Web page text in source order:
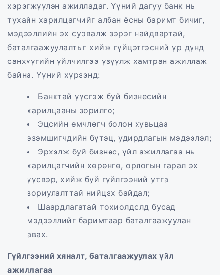
хэрэгжүүлэн ажилладаг. Үүний дагуу банк нь
тухайн харилцагчийг албан ёсны баримт бичиг,
мэдээллийн эх сурвалж зэрэг найдвартай,
баталгаажуулалтыг хийж гүйцэтгэсний үр дүнд
санхүүгийн үйлчилгээ үзүүлж хамтран ажиллаж
байна. Үүний хүрээнд:
Банктай үүсгэж буй бизнесийн
харилцааны зорилго;
Эцсийн өмчлөгч болон хувьцаа
эзэмшигчдийн бүтэц, удирдлагын мэдээлэл;
Эрхэлж буй бизнес, үйл ажиллагаа нь
харилцагчийн хөрөнгө, орлогын гарал эх
үүсвэр, хийж буй гүйлгээний утга
зориулалттай нийцэх байдал;
Шаардлагатай тохиолдолд бусад
мэдээллийг баримтаар баталгаажуулан
авах.
Гүйлгээний хяналт, баталгаажуулах үйл
ажиллагаа